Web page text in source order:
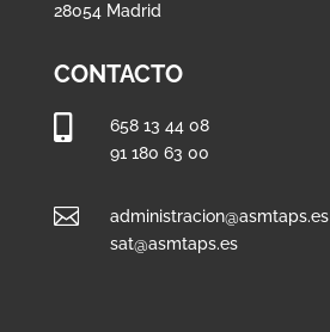
28054 Madrid
CONTACTO

658 13 44 08
91 180 63 00

administracion@asmtaps.es
sat@asmtaps.es